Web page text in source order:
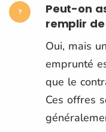
Peut-on
remplir
Oui, mais
emprunté
que le
Ces offres